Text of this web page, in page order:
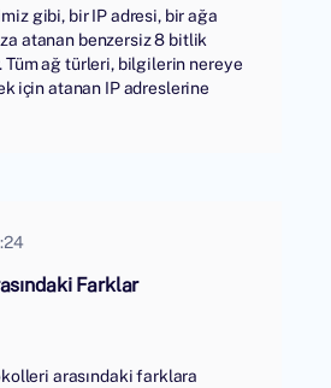
gibi, bir IP adresi, bir ağa
atanan benzersiz 8 bitlik
Tüm ağ türleri, bilgilerin nereye
için atanan IP adreslerine
Farklar
arasındaki farklara